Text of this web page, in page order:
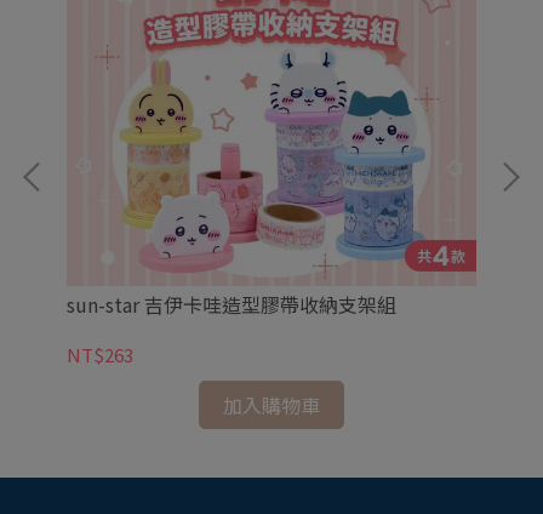
sun-star 吉伊卡哇造型膠帶收納支架組
NT$263
加入購物車